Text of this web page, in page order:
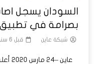
السودان يسجل
بصرامة في
شبكة عاين قبل 6 سنوات